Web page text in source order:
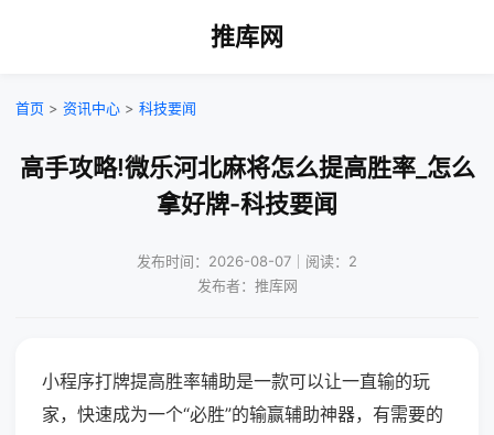
推库网
首页 > 资讯中心 > 科技要闻
高手攻略!微乐河北麻将怎么提高胜率_怎么
拿好牌-科技要闻
发布时间：2026-08-07｜阅读：2
发布者：推库网
小程序打牌提高胜率辅助是一款可以让一直输的玩
家，快速成为一个“必胜”的输赢辅助神器，有需要的